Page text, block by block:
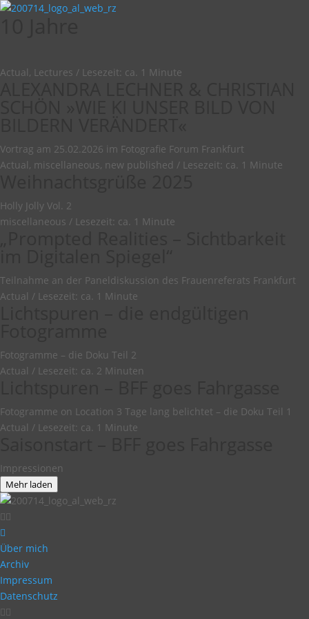
Actual, Lectures / Lesezeit: ca. 1 Minute
Vortrag am 25.02.2026 im Fotografie Forum Frankfurt
Actual, miscellaneous, new published / Lesezeit: ca. 1 Minute
Holly Jolly Vol. 2
miscellaneous / Lesezeit: ca. 1 Minute
Teilnahme an der Paneldiskussion des Frauenreferats Frankfurt
Actual / Lesezeit: ca. 1 Minute
Fotogramme – die Doku Teil 2
Actual / Lesezeit: ca. 2 Minuten
Fotogramme on Location 3 Tage lang belichtet – die Doku Teil 1
Actual / Lesezeit: ca. 1 Minute
Impressionen
Mehr laden
Über mich
Archiv
Impressum
Datenschutz